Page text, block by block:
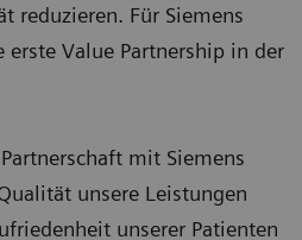
reduzieren. Für Siemens
erste Value Partnership in der
mit Siemens
unsere Leistungen
unserer Patienten